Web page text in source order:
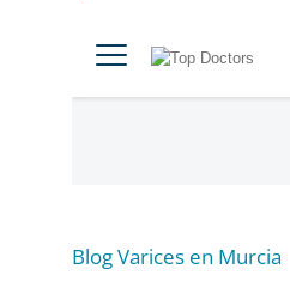
Blog Varices en Murcia